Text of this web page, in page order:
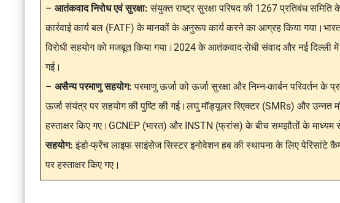
– आतंकवाद निरोध एवं सुरक्षा:संयुक्त राष्ट्र सुरक्षा परिषद की 1267 प्रतिबंध
कार्रवाई कार्य बल (FATF) के मानकों के अनुरूप कार्य करने का आग्रह किया
विरोधी सहयोग को मजबूत किया गया।2024 के आतंकवाद-रोधी संवाद और नई दिल्ली में
गई।
– असैन्य परमाणु सहयोग: परमाणु ऊर्जा को ऊर्जा सुरक्षा और निम्न-कार्बन परिवर्तन
ऊर्जा संयंत्र पर सहयोग की पुष्टि की गई।लघु मॉड्यूलर रिएक्टर (SMRs) और उन्नत
हस्ताक्षर किए गए।GCNEP (भारत) और INSTN (फ्रांस) के बीच समझौतों के माध्यम
सहयोग:इंडो-फ्रेंच लाइफ साइंसेज सिस्टर इनोवेशन हब की स्थापना के लिए पेरिसांटे
पर हस्ताक्षर किए गए।